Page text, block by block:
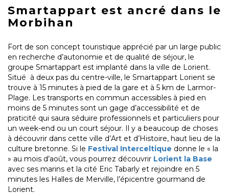
Smartappart est ancré dans le
Morbihan
Fort de son concept touristique apprécié par un large public
en recherche d’autonomie et de qualité de séjour, le
groupe Smartappart est implanté dans la ville de Lorient.
Situé à deux pas du centre-ville, le Smartappart Lorient se
trouve à 15 minutes à pied de la gare et à 5 km de Larmor-
Plage. Les transports en commun accessibles à pied en
moins de 5 minutes sont un gage d’accessibilité et de
praticité qui saura séduire professionnels et particuliers pour
un week-end ou un court séjour. Il y a beaucoup de choses
à découvrir dans cette ville d’Art et d’Histoire, haut lieu de la
culture bretonne. Si le Festival Interceltique donne le « la
» au mois d’août, vous pourrez découvrir Lorient la Base
avec ses marins et la cité Eric Tabarly et rejoindre en 5
minutes les Halles de Merville, l’épicentre gourmand de
Lorient.